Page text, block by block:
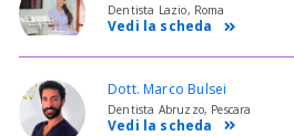
Dentista Lazio, Roma
Vedi la scheda
Dott. Marco Bulsei
Dentista Abruzzo, Pescara
Vedi la scheda